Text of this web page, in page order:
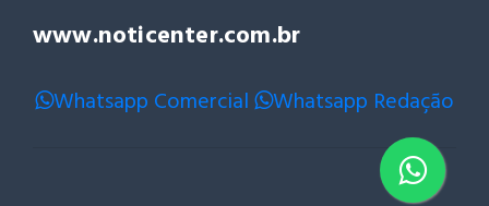
www.noticenter.com.br
Whatsapp Comercial Whatsapp Redação